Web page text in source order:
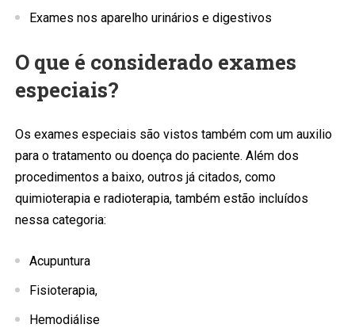
Exames nos aparelho urinários e digestivos
O que é considerado exames
especiais?
Os exames especiais são vistos também com um auxilio
para o tratamento ou doença do paciente. Além dos
procedimentos a baixo, outros já citados, como
quimioterapia e radioterapia, também estão incluídos
nessa categoria:
Acupuntura
Fisioterapia,
Hemodiálise